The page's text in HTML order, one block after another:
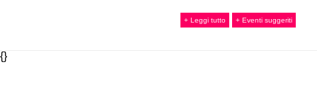
+ Leggi tutto + Eventi suggeriti
{}